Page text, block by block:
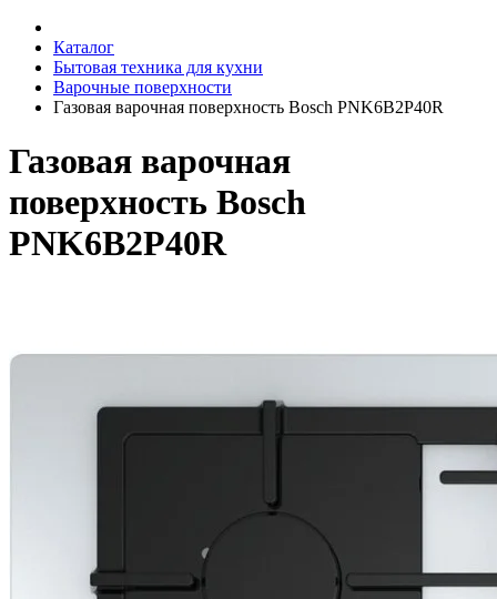
Каталог
Бытовая техника для кухни
Варочные поверхности
Газовая варочная поверхность Bosch PNK6B2P40R
Газовая варочная
поверхность Bosch
PNK6B2P40R